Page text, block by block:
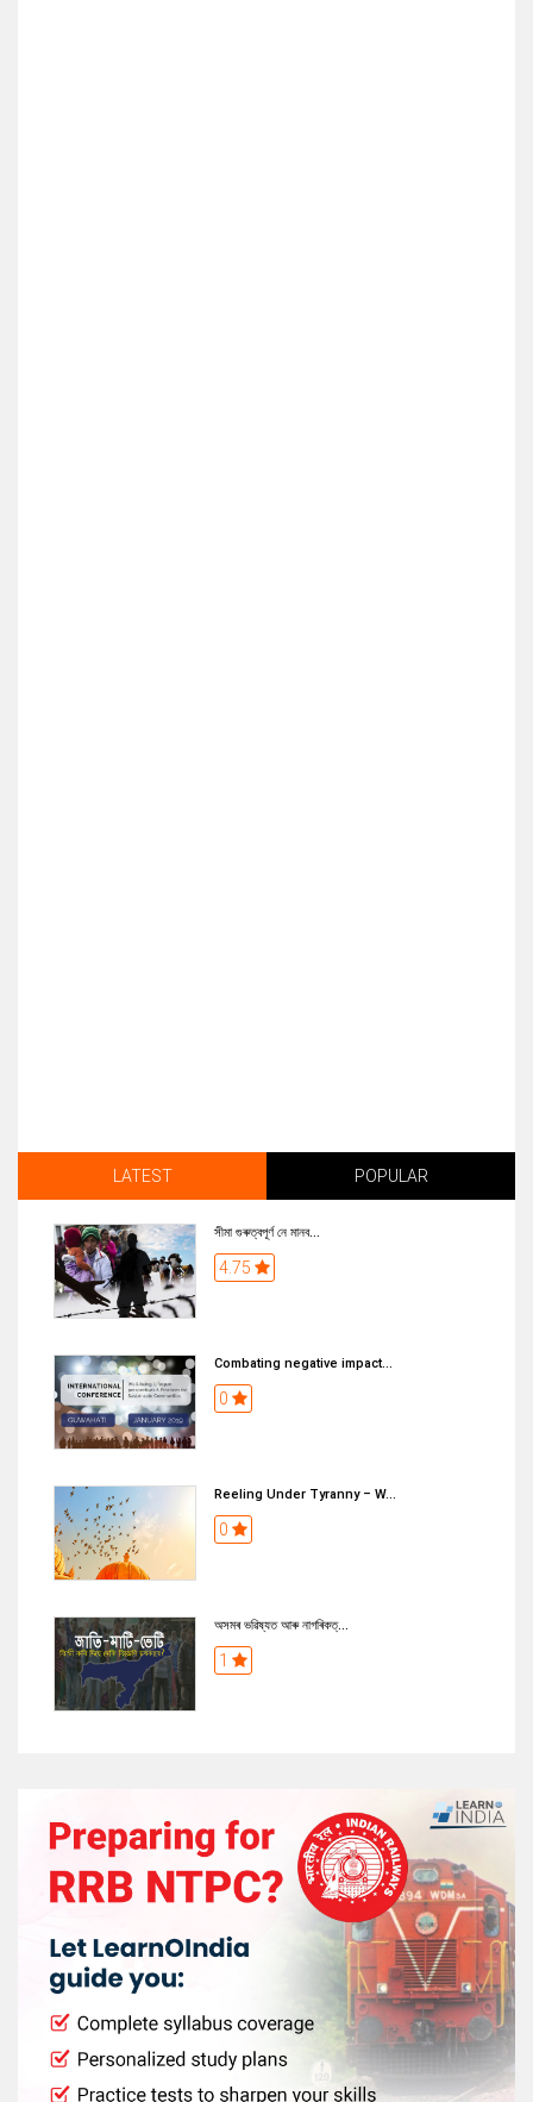
LATEST POPULAR
সীমা গুৰুত্বপূৰ্ণ নে মানব...
4.75
Combating negative impact...
0
Reeling Under Tyranny – W...
0
অসমৰ ভৱিষ্যত আৰু নাগৰিকত্...
1